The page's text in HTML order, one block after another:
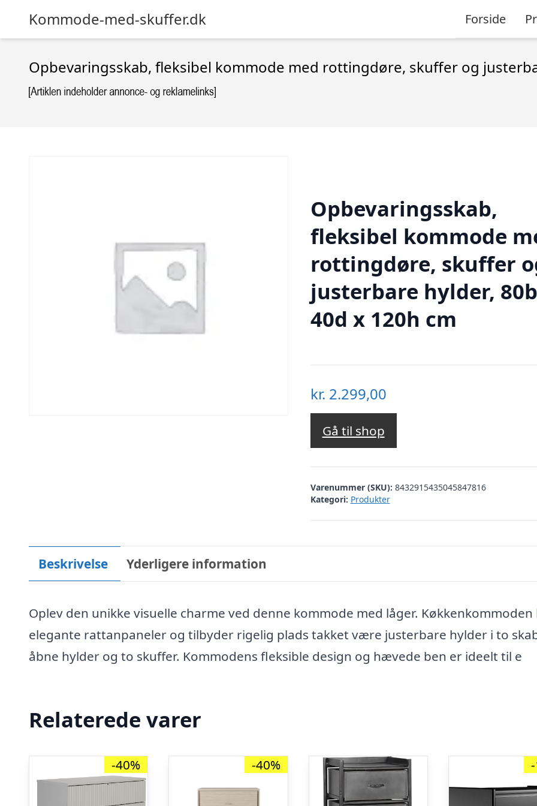
Kommode-med-skuffer.dk Forside
Opbevaringsskab, fleksibel kommode med rottingdøre, skuffer og
Opbevaringsskab,
fleksibel kommode
rottingdøre, skuffer
justerbare hylder,
40d x 120h cm
kr. 2.299,00
Gå til shop
Varenummer (SKU): 8432915435045847816
Kategori: Produkter
Beskrivelse Yderligere information
Oplev den unikke visuelle charme ved denne kommode med låger. Køkkenkommoden
elegante rattanpaneler og tilbyder rigelig plads takket være justerbare hylder i to
åbne hylder og to skuffer. Kommodens fleksible design og hævede ben er ideelt til e
Relaterede varer
-40% -40%